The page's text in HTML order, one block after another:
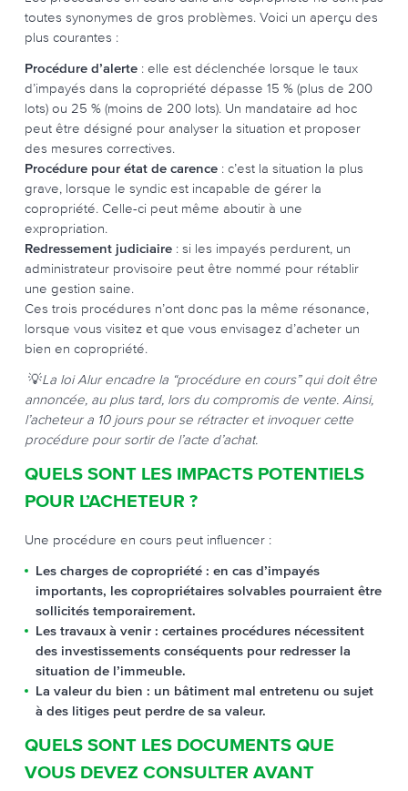
toutes synonymes de gros problèmes. Voici un aperçu des
plus courantes :
Procédure d’alerte : elle est déclenchée lorsque le taux
d’impayés dans la copropriété dépasse 15 % (plus de 200
lots) ou 25 % (moins de 200 lots). Un mandataire ad hoc
peut être désigné pour analyser la situation et proposer
des mesures correctives.
Procédure pour état de carence : c’est la situation la plus
grave, lorsque le syndic est incapable de gérer la
copropriété. Celle-ci peut même aboutir à une
expropriation.
Redressement judiciaire : si les impayés perdurent, un
administrateur provisoire peut être nommé pour rétablir
une gestion saine.
Ces trois procédures n’ont donc pas la même résonance,
lorsque vous visitez et que vous envisagez d’acheter un
bien en copropriété.
💡La loi Alur encadre la “procédure en cours” qui doit être
annoncée, au plus tard, lors du compromis de vente. Ainsi,
l’acheteur a 10 jours pour se rétracter et invoquer cette
procédure pour sortir de l’acte d’achat.
QUELS SONT LES IMPACTS POTENTIELS
POUR L’ACHETEUR ?
Une procédure en cours peut influencer :
Les charges de copropriété : en cas d’impayés
importants, les copropriétaires solvables pourraient être
sollicités temporairement.
Les travaux à venir : certaines procédures nécessitent
des investissements conséquents pour redresser la
situation de l’immeuble.
La valeur du bien : un bâtiment mal entretenu ou sujet
à des litiges peut perdre de sa valeur.
QUELS SONT LES DOCUMENTS QUE
VOUS DEVEZ CONSULTER AVANT